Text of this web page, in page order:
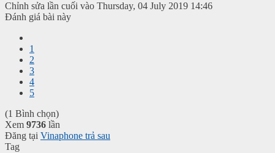
Chỉnh sửa lần cuối vào Thursday, 04 July 2019 14:46
Đánh giá bài này
1
2
3
4
5
(1 Bình chọn)
Xem 9736 lần
Đăng tại Vinaphone trả sau
Tag